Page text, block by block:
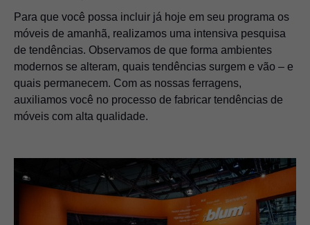
Para que você possa incluir já hoje em seu programa os
móveis de amanhã, realizamos uma intensiva pesquisa
de tendências. Observamos de que forma ambientes
modernos se alteram, quais tendências surgem e vão – e
quais permanecem. Com as nossas ferragens,
auxiliamos você no processo de fabricar tendências de
móveis com alta qualidade.